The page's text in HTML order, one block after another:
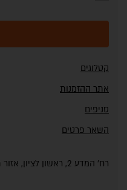
קטלוגים
אתר ההזמנות
סניפים
השאר פרטים
רח' המדע 2, ראשון לציון, אזור תעשייה מעוין שורק